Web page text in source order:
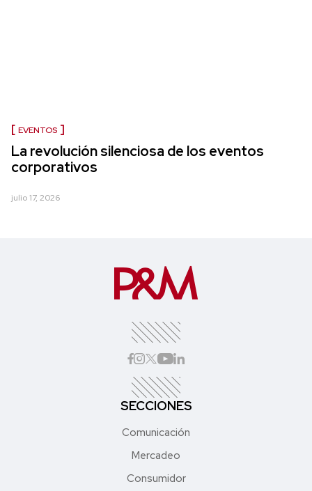
EVENTOS
La revolución silenciosa de los eventos
corporativos
julio 17, 2026
SECCIONES
Comunicación
Mercadeo
Consumidor